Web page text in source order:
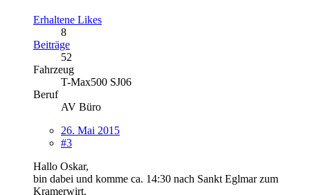
Erhaltene Likes
8
Beiträge
52
Fahrzeug
T-Max500 SJ06
Beruf
AV Büro
26. Mai 2015
#3
Hallo Oskar,
bin dabei und komme ca. 14:30 nach Sankt Eglmar zum
Kramerwirt.